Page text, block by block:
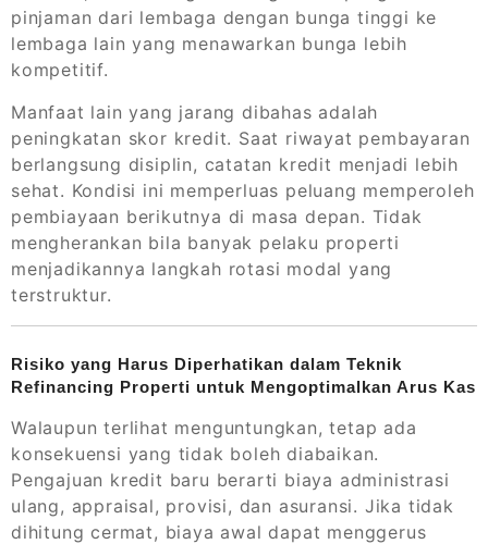
pinjaman dari lembaga dengan bunga tinggi ke
lembaga lain yang menawarkan bunga lebih
kompetitif.
Manfaat lain yang jarang dibahas adalah
peningkatan skor kredit. Saat riwayat pembayaran
berlangsung disiplin, catatan kredit menjadi lebih
sehat. Kondisi ini memperluas peluang memperoleh
pembiayaan berikutnya di masa depan. Tidak
mengherankan bila banyak pelaku properti
menjadikannya langkah rotasi modal yang
terstruktur.
Risiko yang Harus Diperhatikan dalam Teknik
Refinancing Properti untuk Mengoptimalkan Arus Kas
Walaupun terlihat menguntungkan, tetap ada
konsekuensi yang tidak boleh diabaikan.
Pengajuan kredit baru berarti biaya administrasi
ulang, appraisal, provisi, dan asuransi. Jika tidak
dihitung cermat, biaya awal dapat menggerus